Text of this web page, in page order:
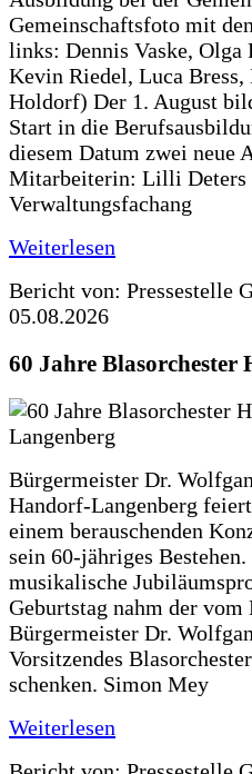
Gemeinschaftsfoto mit
links: Dennis Vaske,
Kevin Riedel, Luca
Holdorf) Der 1. August
Start in die
diesem Datum zwei neue
Mitarbeiterin: Lilli Deters
Verwaltungsfachang
Weiterlesen
Bericht von: Pressestelle
05.08.2026
60 Jahre
Bürgermeister Dr.
Handorf-Langenberg
einem berauschenden
sein 60-jähriges
musikalische
Geburtstag nahm der
Bürgermeister Dr.
Vorsitzendes
schenken. Simon Mey
Weiterlesen